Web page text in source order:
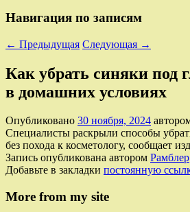
Навигация по записям
← Предыдущая Следующая →
Как убрать синяки под
в домашних условиях
Опубликовано 30 ноября, 2024
Специалисты раскрыли способы
без похода к косметологу, сообщает
Запись опубликована автором Рамблер
Добавьте в закладки постоянную
More from my site